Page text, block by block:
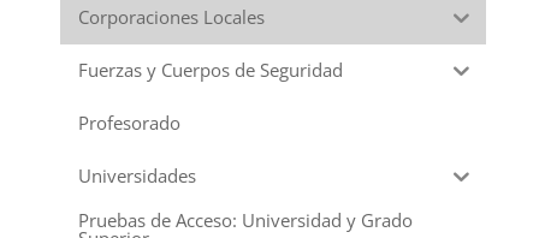
Corporaciones Locales
Fuerzas y Cuerpos de Seguridad
Profesorado
Universidades
Pruebas de Acceso: Universidad y Grado